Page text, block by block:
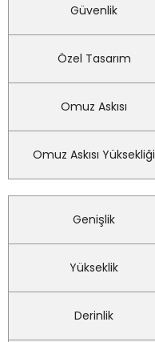
Güvenlik
Özel Tasarım
Omuz Askısı
Omuz Askısı Yüksekliği
Genişlik
Yükseklik
Derinlik